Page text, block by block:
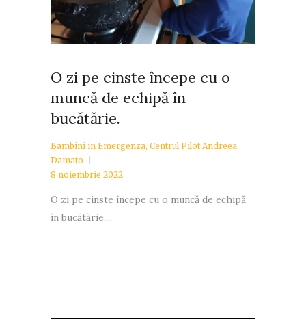
O zi pe cinste începe cu o
muncă de echipă în
Bambini in Emergenza